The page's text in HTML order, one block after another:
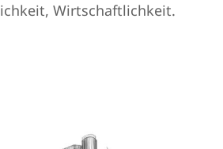
Wirtschaftlichkeit.